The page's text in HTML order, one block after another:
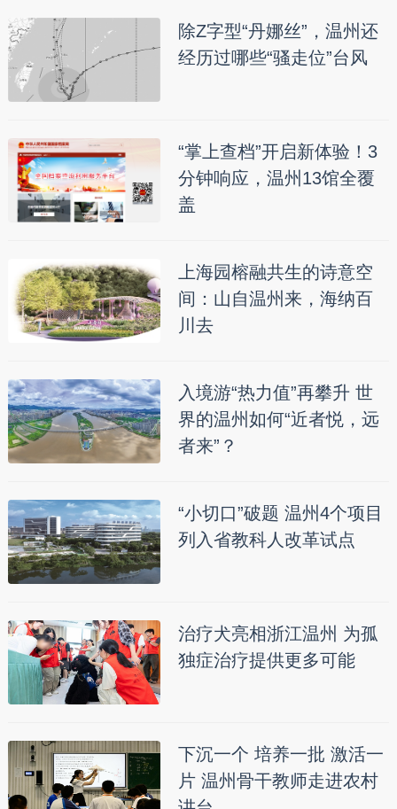
除Z字型“丹娜丝”，温州还
经历过哪些“骚走位”台风
“掌上查档”开启新体验！3
分钟响应，温州13馆全覆
盖
上海园榕融共生的诗意空
间：山自温州来，海纳百
川去
入境游“热力值”再攀升 世
界的温州如何“近者悦，远
者来”？
“小切口”破题 温州4个项目
列入省教科人改革试点
治疗犬亮相浙江温州 为孤
独症治疗提供更多可能
下沉一个 培养一批 激活一
片 温州骨干教师走进农村